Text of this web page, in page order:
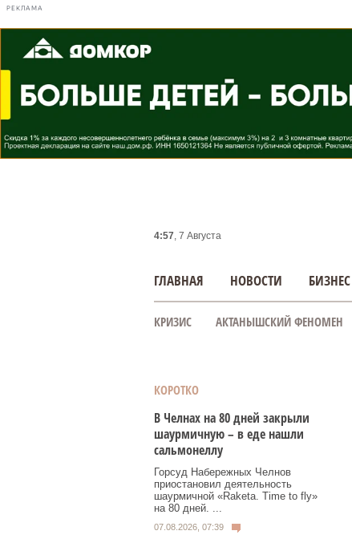
РЕКЛАМА
4:57, 7 Августа
ГЛАВНАЯ НОВОСТИ БИЗНЕС
КРИЗИС АКТАНЫШСКИЙ ФЕНОМЕН
КОРОТКО
В Челнах на 80 дней закрыли
шаурмичную – в еде нашли
сальмонеллу
Горсуд Набережных Челнов
приостановил деятельность
шаурмичной «Raketa. Time to fly»
на 80 дней. ...
07.08.2026, 07:39